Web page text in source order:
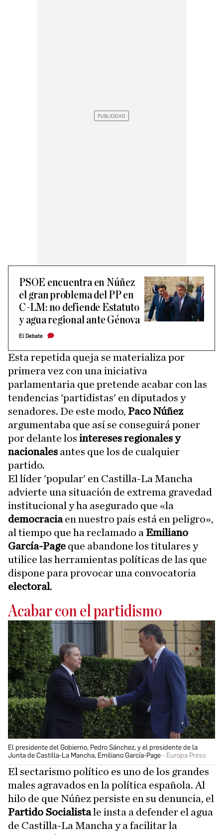
PSOE encuentra en Núñez
el gran problema del PP en
C-LM: no defiende Estatuto
y agua regional ante Génova
El Debate
Esta repetida queja se materializa por
primera vez con una iniciativa
parlamentaria que pretende acabar con las
tendencias 'partidistas' en diputados y
senadores. De este modo, Paco Núñez
argumentaba que así se conseguirá poner
por delante los intereses regionales y
nacionales antes que los de cualquier
partido.
El líder 'popular' en Castilla-La Mancha
advierte una situación de extrema gravedad
institucional y ha asegurado que «la
democraciaen nuestro país está en peligro»,
al tiempo que ha reclamado a Emiliano
García-Page que abandone los titulares y
utilice las herramientas políticas de las que
dispone para provocar una convocatoria
electoral.
Acabar con el partidismo
El presidente del Gobierno, Pedro Sánchez, y el presidente de la
Junta de Castilla-La Mancha, Emiliano García-Page
Europa Press
El sectarismo político es uno de los grandes
males agravados en la política española. Al
hilo de que Núñez persiste en su denuncia, el
Partido Socialistale insta a defender el agua
de Castilla-La Mancha y a facilitar la